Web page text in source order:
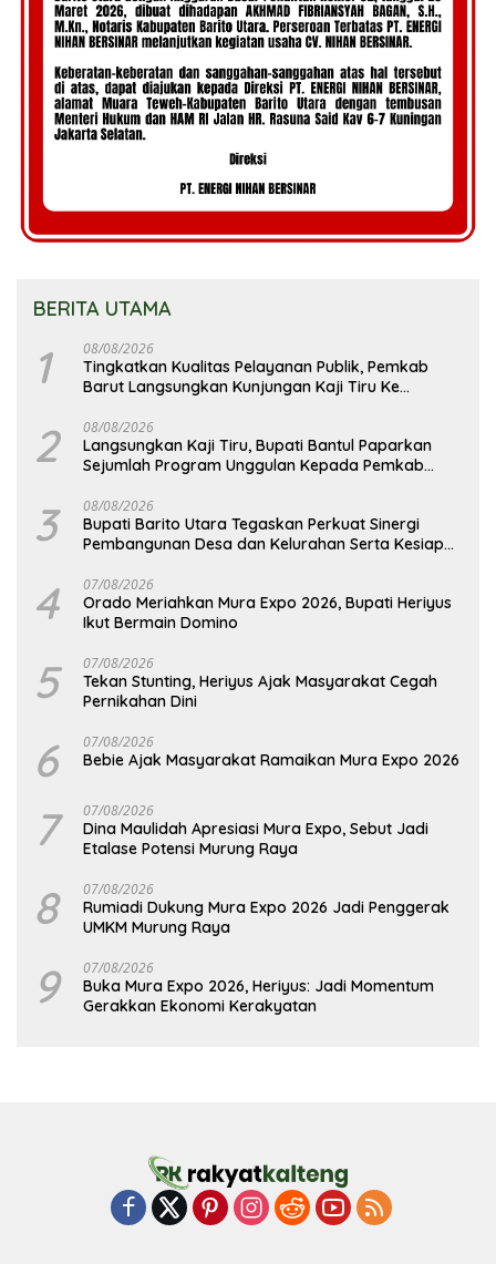
BERITA UTAMA
1 08/08/2026
Tingkatkan Kualitas Pelayanan Publik, Pemkab
Barut Langsungkan Kunjungan Kaji Tiru Ke
2 08/08/2026
Langsungkan Kaji Tiru, Bupati Bantul Paparkan
Sejumlah Program Unggulan Kepada Pemkab
3 08/08/2026
Bupati Barito Utara Tegaskan Perkuat Sinergi
Pembangunan Desa dan Kelurahan Serta Kesiapan
4 07/08/2026
Orado Meriahkan Mura Expo 2026, Bupati Heriyus
Ikut Bermain Domino
5 07/08/2026
Tekan Stunting, Heriyus Ajak Masyarakat Cegah
Pernikahan Dini
6 07/08/2026
Bebie Ajak Masyarakat Ramaikan Mura Expo 2026
7 07/08/2026
Dina Maulidah Apresiasi Mura Expo, Sebut Jadi
Etalase Potensi Murung Raya
8 07/08/2026
Rumiadi Dukung Mura Expo 2026 Jadi Penggerak
UMKM Murung Raya
9 07/08/2026
Buka Mura Expo 2026, Heriyus: Jadi Momentum
Gerakkan Ekonomi Kerakyatan